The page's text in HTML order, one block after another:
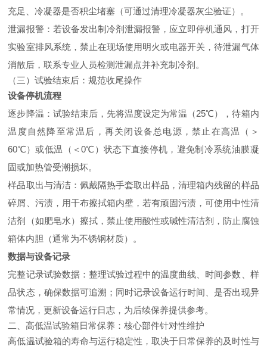
充足、冷凝器是否积尘堵塞（可通过清理冷凝器灰尘验证）。
泄漏报警：若设备发出制冷剂泄漏报警，应立即停机通风，打开
实验室排风系统，禁止在现场使用明火或电器开关，待泄漏气体
消散后，联系专业人员检测泄漏点并补充制冷剂。
（三）试验结束后：规范收尾操作
设备停机流程
逐步降温：试验结束后，先将温度设定为常温（25℃），待箱内
温度自然降至常温后，再关闭设备总电源，禁止在高温（＞
60℃）或低温（＜0℃）状态下直接停机，避免制冷系统油膜凝
固或加热管受潮损坏。
样品取出与清洁：佩戴隔热手套取出样品，清理箱内残留的样品
碎屑、污渍，用干布擦拭箱内壁，若有顽固污渍，可使用中性清
洁剂（如肥皂水）擦拭，禁止使用酸性或碱性清洁剂，防止腐蚀
箱体内胆（通常为不锈钢材质）。
数据与设备记录
完整记录试验数据：整理试验过程中的温度曲线、时间参数、样
品状态，确保数据可追溯；同时记录设备运行时间、是否出现异
常情况，更新设备运行日志，为后续保养提供参考。
二、高低温试验箱日常保养：核心部件针对性维护
高低温试验箱的寿命与运行稳定性，取决于日常保养的及时性与